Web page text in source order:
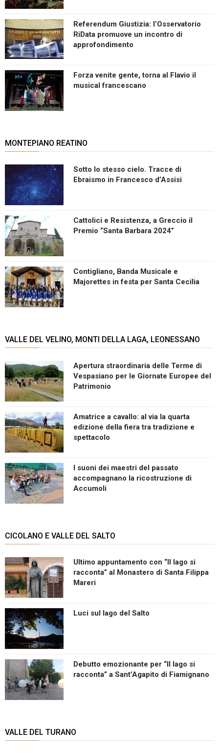
Referendum Giustizia: l’Osservatorio
RiData promuove un incontro di
approfondimento
Forza venite gente, torna al Flavio il
musical francescano
MONTEPIANO REATINO
Sotto lo stesso cielo. Tracce di
Ebraismo in Francesco d’Assisi
Cattolici e Resistenza, a Greccio il
Premio “Santa Barbara 2024”
Contigliano, Banda Musicale e
Majorettes in festa per Santa Cecilia
VALLE DEL VELINO, MONTI DELLA LAGA, LEONESSANO
Apertura straordinaria delle Terme di
Vespasiano per le Giornate Europee del
Patrimonio
Amatrice a cavallo: al via la quarta
edizione della fiera tra tradizione e
spettacolo
I suoni dei maestri del passato
accompagnano la ricostruzione di
Accumoli
CICOLANO E VALLE DEL SALTO
Ultimo appuntamento con “Il lago si
racconta” al Monastero di Santa Filippa
Mareri
Luci sul lago del Salto
Debutto emozionante per “Il lago si
racconta” a Sant’Agapito di Fiamignano
VALLE DEL TURANO